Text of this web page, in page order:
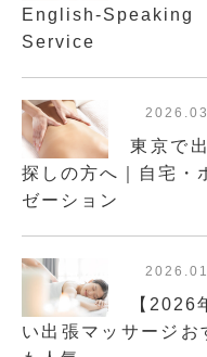
English-
Service
東京で
探しの方へ｜自宅・
ゼーション
【2026
い出張マッサージ